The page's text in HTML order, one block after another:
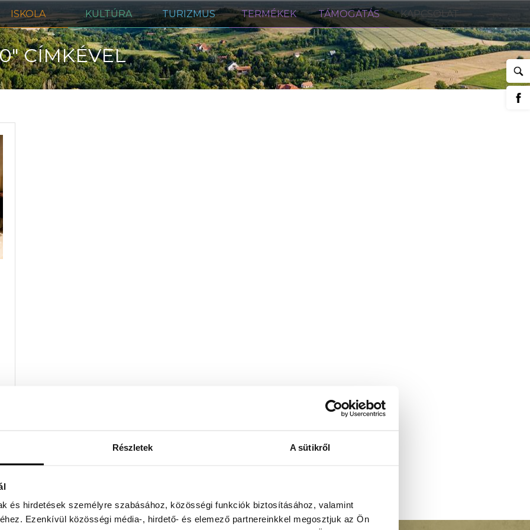
Részletek A sütikről
és hirdetések személyre szabásához, közösségi funkciók biztosításához, valamint
Ezenkívül közösségi média-, hirdető- és elemező partnereinkkel megosztjuk az Ön
ISKOLA KULTÚRA TURIZMUS TERMÉKEK TÁMOGATÁS KAPCSOLAT
CÍMKÉVEL